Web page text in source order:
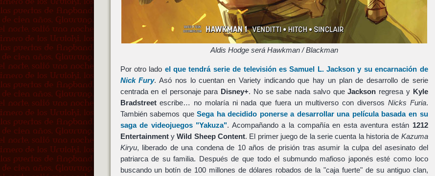
Aldis Hodge será Hawkman / Blackman
Por otro lado el que tendrá serie de televisión esSamuel L. Jackson y su encarnación de
Nick Fury. Asó nos lo cuentan en Variety indicando que hay un plan de desarrollo de serie
centrada en el personaje para Disney+. No se sabe nada salvo queJackson regresa y Kyle
Bradstreetescribe… no molaría ni nada que fuera un multiverso con diversos Nicks Furia.
También sabemos queSega ha decidido ponerse a desarrollar una película basada en su
saga de videojuegos "Yakuza". Acompañando a la compañía en esta aventura están 1212
EntertainmentyWild Sheep Content. El primer juego de la serie cuenta la historia de Kazuma
Kiryu, liberado de una condena de 10 años de prisión tras asumir la culpa del asesinato del
patriarca de su familia. Después de que todo el submundo mafioso japonés esté como loco
buscando un botín de 100 millones de dólares robados de la "caja fuerte" de su antiguo clan,